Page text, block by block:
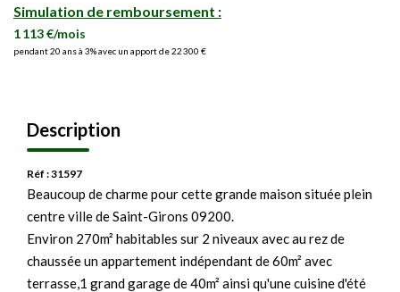
Simulation de remboursement :
1 113 €/mois
pendant 20 ans à 3% avec un apport de 22 300 €
Description
Réf : 31597
Beaucoup de charme pour cette grande maison située plein
centre ville de Saint-Girons 09200.
Environ 270m² habitables sur 2 niveaux avec au rez de
chaussée un appartement indépendant de 60m² avec
terrasse,1 grand garage de 40m² ainsi qu'une cuisine d'été